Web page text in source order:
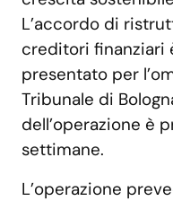
L’accordo di
creditori finanziari
presentato per
Tribunale di
dell’operazione è
settimane.
L’operazione